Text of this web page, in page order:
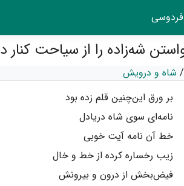
فردوسی
/ شاه و درویش
بر ورق این‌چنین قلم زده بود
نامه‌ای سوی شاه دریادل
خط آن نامه آیت خوبی
زیب رخساره کرده از خط و خال
فیض‌بخش از درون و بیرونش